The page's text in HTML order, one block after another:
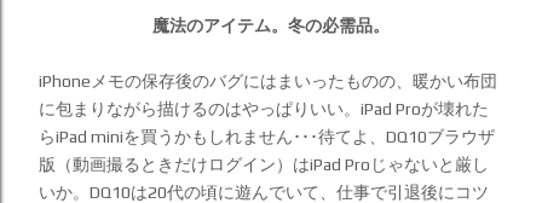
魔法のアイテム。冬の必需品。
iPhoneメモの保存後のバグにはまいったものの、暖かい布団
に包まりながら描けるのはやっぱりいい。iPad Proが壊れた
らiPad miniを買うかもしれません･･･待てよ、DQ10ブラウザ
版（動画撮るときだけログイン）はiPad Proじゃないと厳し
いか。DQ10は20代の頃に遊んでいて、仕事で引退後にコツ